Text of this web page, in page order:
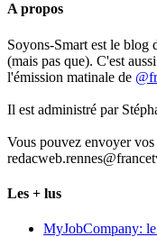
A propos
Soyons-Smart est le blog
(mais pas que). C'est
l'émission matinale de
Il est administré par
Vous pouvez envoyer
Les + lus
MyJobCompany: